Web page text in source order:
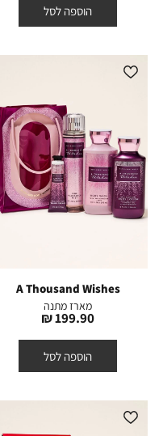
הוספה לסל
A Thousand Wishes
מארז מתנה
מחיר
199.90 ₪
הוספה לסל